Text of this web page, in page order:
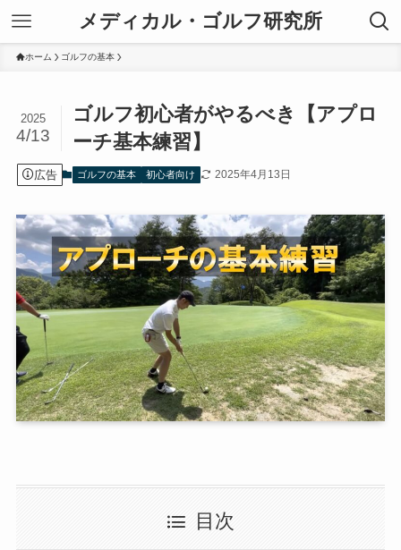
メディカル・ゴルフ研究所
ホーム ゴルフの基本
ゴルフ初心者がやるべき【アプロ
ーチ基本練習】
2025
4/13
広告 ゴルフの基本 初心者向け 2025年4月13日
目次